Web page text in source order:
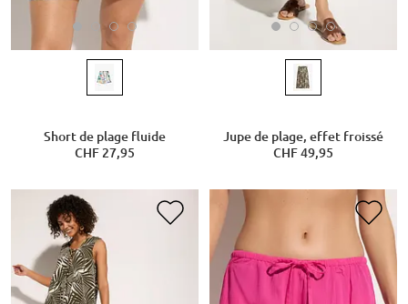
Short de plage fluide
CHF 27,95
Jupe de plage, effet froissé
CHF 49,95